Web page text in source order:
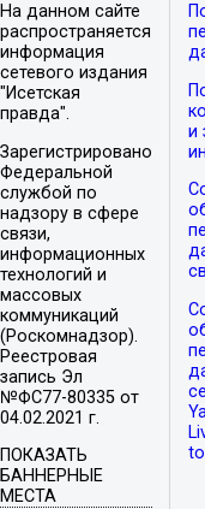
На данном сайте
распространяется
информация
сетевого издания
"Исетская
правда".
Зарегистрировано
Федеральной
службой по
надзору в сфере
связи,
информационных
технологий и
массовых
коммуникаций
(Роскомнадзор).
Реестровая
запись Эл
№ФС77-80335 от
04.02.2021 г.
ПОКАЗАТЬ
БАННЕРНЫЕ
МЕСТА
и